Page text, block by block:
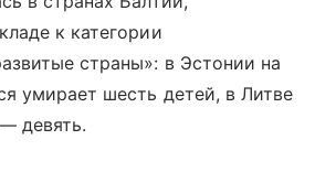
к категории
страны»: в Эстонии на
умирает шесть детей, в Литве
девять.